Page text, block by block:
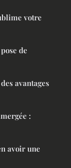
votre
de
avantages
:
avoir une